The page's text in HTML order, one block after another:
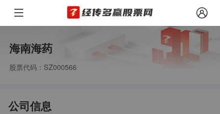
海南海药
股票代码：SZ000566
公司信息